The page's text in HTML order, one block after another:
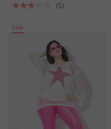
(5)
Sale